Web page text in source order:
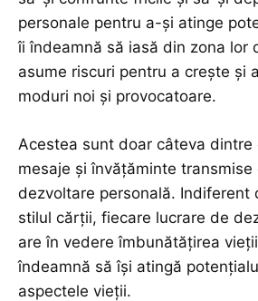
personale pentru a-și atinge
îi îndeamnă să iasă din zona lor
asume riscuri pentru a crește și
moduri noi și provocatoare.
Acestea sunt doar câteva dintre
mesaje și învățăminte
dezvoltare personală. Indiferent
stilul cărții, fiecare lucrare de
are în vedere îmbunătățirea
îndeamnă să își atingă
aspectele vieții.